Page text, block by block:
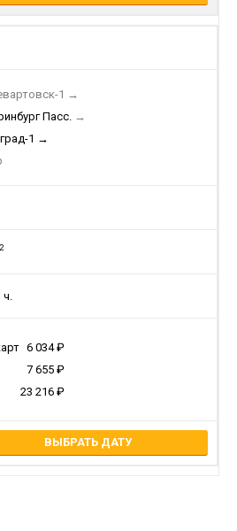
1 →
Пасс. →
1 →
6 034
7 655
23 216
ВЫБРАТЬ ДАТУ